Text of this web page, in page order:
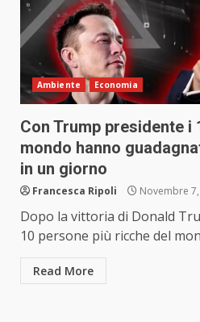
Ambiente Economia
Con Trump presidente i
mondo hanno
in un giorno
Francesca Ripoli Novembre
Dopo la vittoria di Donald
10 persone più ricche del
Read More